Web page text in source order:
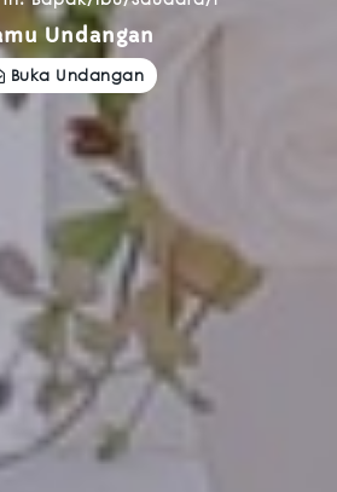
Undangan
Buka Undangan